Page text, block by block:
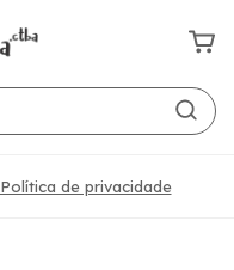
Política de privacidade